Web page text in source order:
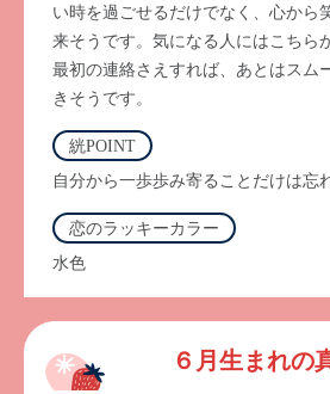
い時を過ごせるだけでなく、心から
来そうです。気になる人にはこちら
最初の連絡さえすれば、あとはスム
きそうです。
絖POINT
自分から一歩歩み寄ることだけは忘
恋のラッキーカラー
水色
６月生まれの